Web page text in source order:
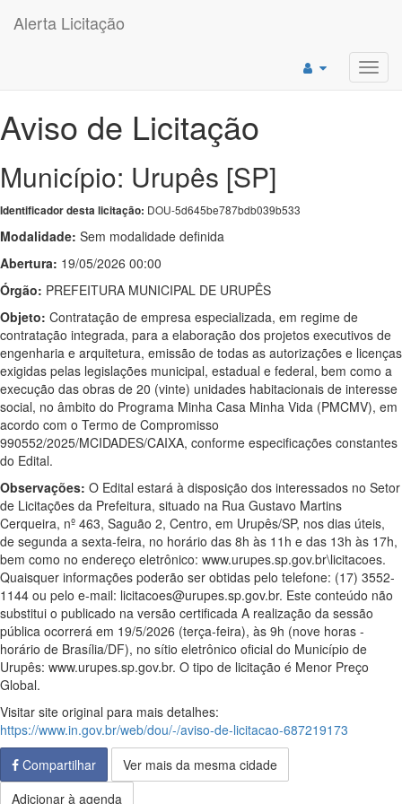
Alerta Licitação
Aviso de Licitação
Município: Urupês [SP]
Identificador desta licitação: DOU-5d645be787bdb039b533
Modalidade: Sem modalidade definida
Abertura: 19/05/2026 00:00
Órgão: PREFEITURA MUNICIPAL DE URUPÊS
Objeto: Contratação de empresa especializada, em regime de
contratação integrada, para a elaboração dos projetos executivos de
engenharia e arquitetura, emissão de todas as autorizações e licenças
exigidas pelas legislações municipal, estadual e federal, bem como a
execução das obras de 20 (vinte) unidades habitacionais de interesse
social, no âmbito do Programa Minha Casa Minha Vida (PMCMV), em
acordo com o Termo de Compromisso
990552/2025/MCIDADES/CAIXA, conforme especificações constantes
do Edital.
Observações: O Edital estará à disposição dos interessados no Setor
de Licitações da Prefeitura, situado na Rua Gustavo Martins
Cerqueira, nº 463, Saguão 2, Centro, em Urupês/SP, nos dias úteis,
de segunda a sexta-feira, no horário das 8h às 11h e das 13h às 17h,
bem como no endereço eletrônico: www.urupes.sp.gov.br\licitacoes.
Quaisquer informações poderão ser obtidas pelo telefone: (17) 3552-
1144 ou pelo e-mail: licitacoes@urupes.sp.gov.br. Este conteúdo não
substitui o publicado na versão certificada A realização da sessão
pública ocorrerá em 19/5/2026 (terça-feira), às 9h (nove horas -
horário de Brasília/DF), no sítio eletrônico oficial do Município de
Urupês: www.urupes.sp.gov.br. O tipo de licitação é Menor Preço
Global.
Visitar site original para mais detalhes:
https://www.in.gov.br/web/dou/-/aviso-de-licitacao-687219173
Compartilhar
Ver mais da mesma cidade
Adicionar à agenda